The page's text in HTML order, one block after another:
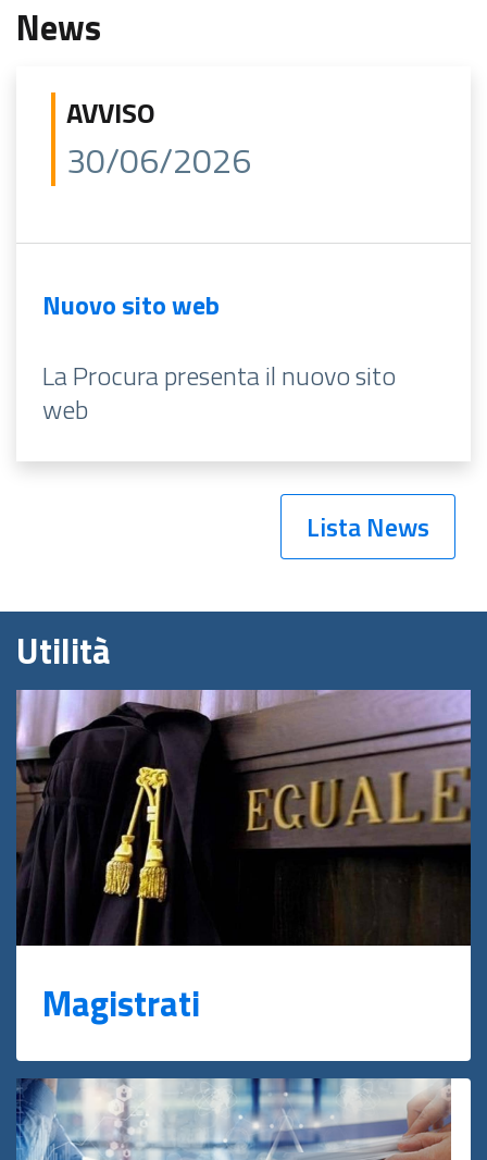
News
AVVISO
30/06/2026
Nuovo sito web
La Procura presenta il nuovo sito
web
Lista News
Utilità
Magistrati